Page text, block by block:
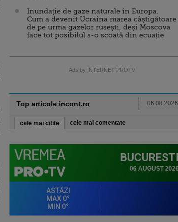
Inundație de gaze naturale în Europa.
Cum a devenit Ucraina marea câștigătoare
de pe urma gazelor rusești, deși Moscova
face tot posibilul s-o scoată din ecuație
Ads by INTERNET PROTV
Top articole incont.ro 06.08.2026
cele mai citite cele mai comentate